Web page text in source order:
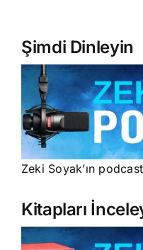
Şimdi Dinleyin
Zeki Soyak’ın
Kitapları